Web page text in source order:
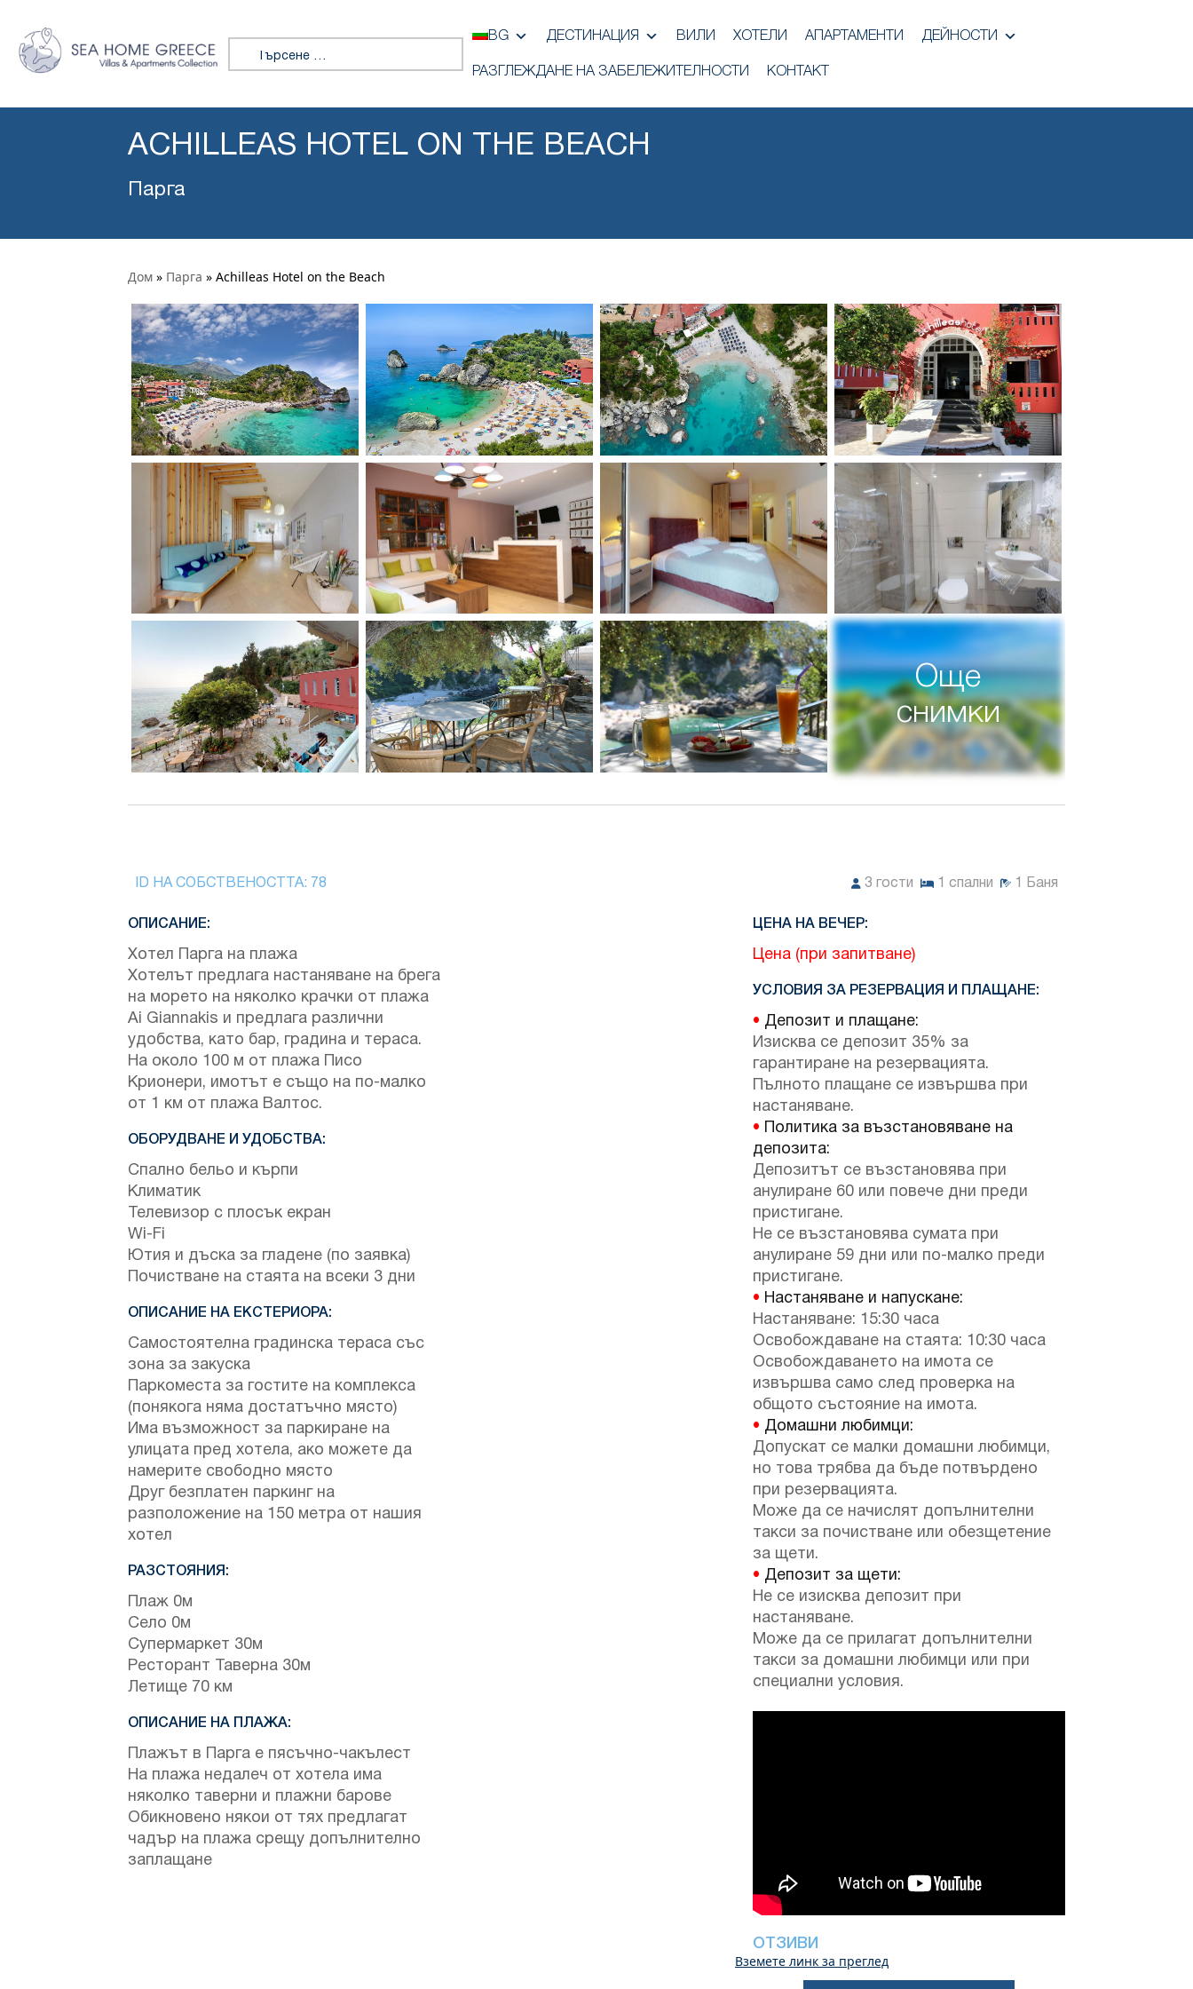
Търсене за:
BG ДЕСТИНАЦИЯ ВИЛИ ХОТЕЛИ АПАРТАМЕНТИ ДЕЙНОСТИ
РАЗГЛЕЖДАНЕ НА ЗАБЕЛЕЖИТЕЛНОСТИ КОНТАКТ
ACHILLEAS HOTEL ON THE BEACH
Парга
Дом » Парга » Achilleas Hotel on the Beach
Още
снимки
ID НА СОБСТВЕНОСТТА: 78 3 гости 1 спални 1 Баня
ОПИСАНИЕ:
Хотел Парга на плажа
Хотелът предлага настаняване на брега
на морето на няколко крачки от плажа
Ai Giannakis и предлага различни
удобства, като бар, градина и тераса.
На около 100 м от плажа Писо
Крионери, имотът е също на по-малко
от 1 км от плажа Валтос.
ОБОРУДВАНЕ И УДОБСТВА:
Спално бельо и кърпи
Климатик
Телевизор с плосък екран
Wi-Fi
Ютия и дъска за гладене (по заявка)
Почистване на стаята на всеки 3 дни
ОПИСАНИЕ НА ЕКСТЕРИОРА:
Самостоятелна градинска тераса със
зона за закуска
Паркоместа за гостите на комплекса
(понякога няма достатъчно място)
Има възможност за паркиране на
улицата пред хотела, ако можете да
намерите свободно място
Друг безплатен паркинг на
разположение на 150 метра от нашия
хотел
РАЗСТОЯНИЯ:
Плаж 0м
Село 0м
Супермаркет 30м
Ресторант Таверна 30м
Летище 70 км
ОПИСАНИЕ НА ПЛАЖА:
Плажът в Парга е пясъчно-чакълест
На плажа недалеч от хотела има
няколко таверни и плажни барове
Обикновено някои от тях предлагат
чадър на плажа срещу допълнително
заплащане
ЦЕНА НА ВЕЧЕР:
Цена (при запитване)
УСЛОВИЯ ЗА РЕЗЕРВАЦИЯ И ПЛАЩАНЕ:
• Депозит и плащане:
Изисква се депозит 35% за
гарантиране на резервацията.
Пълното плащане се извършва при
настаняване.
• Политика за възстановяване на
депозита:
Депозитът се възстановява при
анулиране 60 или повече дни преди
пристигане.
Не се възстановява сумата при
анулиране 59 дни или по-малко преди
пристигане.
• Настаняване и напускане:
Настаняване: 15:30 часа
Освобождаване на стаята: 10:30 часа
Освобождаването на имота се
извършва само след проверка на
общото състояние на имота.
• Домашни любимци:
Допускат се малки домашни любимци,
но това трябва да бъде потвърдено
при резервацията.
Може да се начислят допълнителни
такси за почистване или обезщетение
за щети.
• Депозит за щети:
Не се изисква депозит при
настаняване.
Може да се прилагат допълнителни
такси за домашни любимци или при
специални условия.
ОТЗИВИ
Вземете линк за преглед